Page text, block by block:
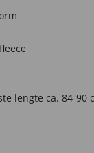
lengte ca. 84-90